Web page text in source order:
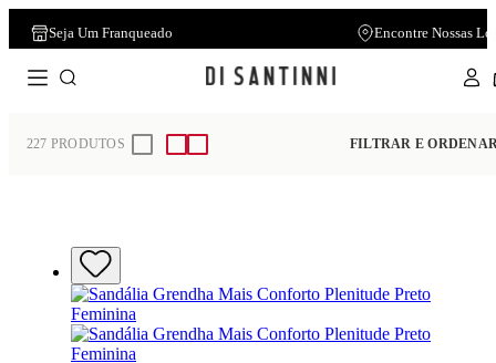
Seja Um Franqueado Encontre Nossas
227 PRODUTOS FILTRAR E